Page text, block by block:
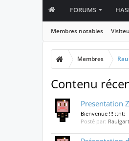
FORUMS
Membres notables
Membres
Contenu
Presentation
Bienvenue !!! :tnt:
Posté par: